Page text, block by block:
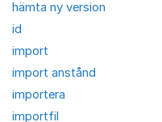
hämta ny version
id
import
import anstånd
importera
importfil